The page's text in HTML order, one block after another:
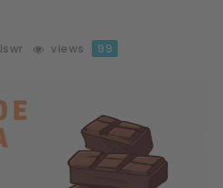
views 99